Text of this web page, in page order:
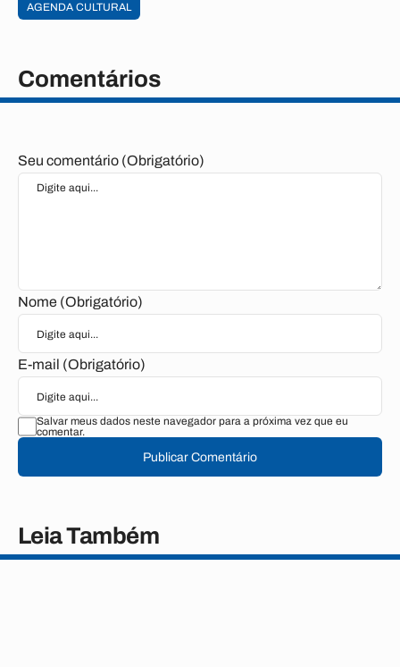
AGENDA CULTURAL
Comentários
Seu comentário (Obrigatório)
Nome (Obrigatório)
E-mail (Obrigatório)
Salvar meus dados neste navegador para a próxima vez que eu
comentar.
Publicar Comentário
Leia Também